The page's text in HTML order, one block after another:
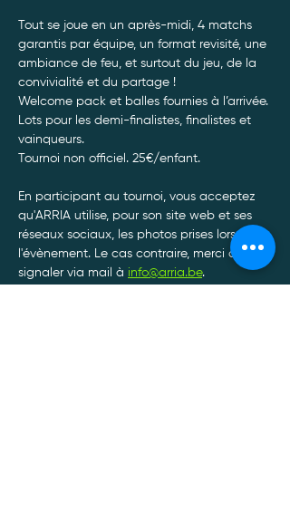
Tout se joue en un après-midi, 4 matchs
garantis par équipe, un format revisité, une
ambiance de feu, et surtout du jeu, de la
convivialité et du partage !
Welcome pack et balles fournies à l’arrivée.
Lots pour les demi-finalistes, finalistes et
vainqueurs.
Tournoi non officiel. 25€/enfant.
En participant au tournoi, vous acceptez
qu'ARRIA utilise, pour son site web et ses
réseaux sociaux, les photos prises lors de
l'évènement. Le cas contraire, merci de le
signaler via mail à info@arria.be.